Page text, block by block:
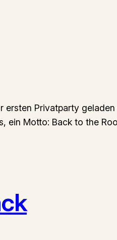
ersten Privatparty
ein Motto: Back to the